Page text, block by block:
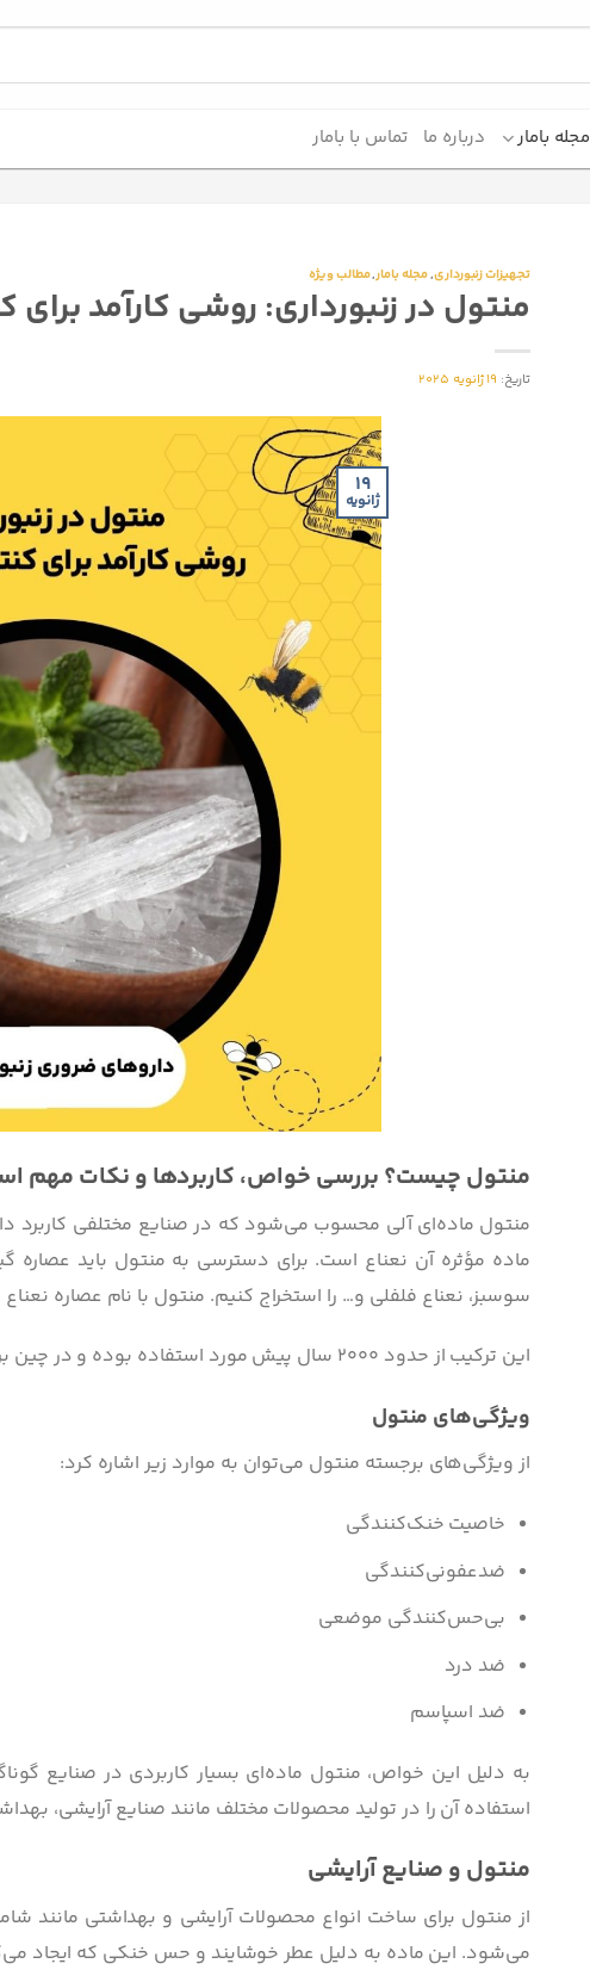
مجله بامار درباره ما تماس با بامار
تجهیزات زنبور‌داری,مجله بامار,مطالب ویژه
منتول در زنبورداری: روشی کارآمد برای
تاریخ: 19 ژانویه 2025
19
ژانویه
منتول چیست؟ بررسی خواص، کاربردها و نکات مهم
منتول ماده‌ای آلی محسوب می‌شود که در صنایع مختلفی کاربرد
ماده مؤثره آن نعناع است. برای دسترسی به منتول باید عصاره
سوسبز، نعناع فلفلی و… را استخراج کنیم. منتول با نام عصاره
این ترکیب از حدود 2000 سال پیش مورد استفاده بوده و در چین برای اولین بار کشف شده است.
ویژگی‌های منتول
از ویژگی‌های برجسته منتول می‌توان به موارد زیر اشاره کرد:
خاصیت خنک‌کنندگی
ضدعفونی‌کنندگی
بی‌حس‌کنندگی موضعی
ضد درد
ضد اسپاسم
به دلیل این خواص، منتول ماده‌ای بسیار کاربردی در صنایع
استفاده آن را در تولید محصولات مختلف مانند صنایع آرایشی،
منتول و صنایع آرایشی
از منتول برای ساخت انواع محصولات آرایشی و بهداشتی مانند
می‌شود. این ماده به دلیل عطر خوشایند و حس خنکی که ایجاد